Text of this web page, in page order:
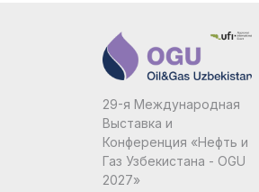
29-я Международная
Выставка и
Конференция «Нефть и
Газ Узбекистана - OGU
2027»